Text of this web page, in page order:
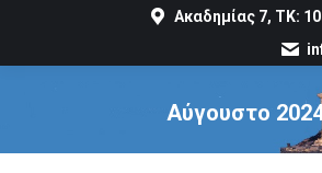
Ακαδημίας 7, ΤΚ:
Αύγουστο
You are